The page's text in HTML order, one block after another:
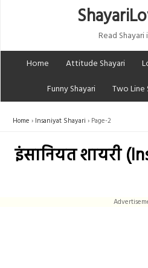
Read Shayari
Home
Attitude Shayari
Funny Shayari
Two Line
Home Insaniyat Shayari Page-2
इंसानियत शायरी